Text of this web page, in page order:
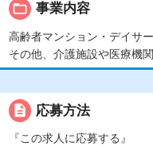
folder_open 事業内容
高齢者マンション・デイサ
その他、介護施設や医療機
description 応募方法
『この求人に応募する』